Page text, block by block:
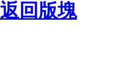
返回版塊